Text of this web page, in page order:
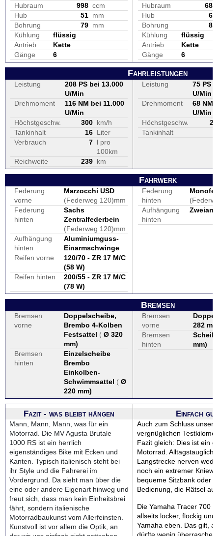
Hubraum
998 ccm
Hub
51 mm
Bohrung
79 mm
Kühlung
flüssig
Antrieb
Kette
Gänge
6
Hubraum
689
Hub
69
Bohrung
80
Kühlung
flüssig
Antrieb
Kette
Gänge
6
Fahrleistungen
Leistung
208 PS bei 13.000
U/Min
Drehmoment
116 NM bei 11.000
U/Min
Höchstgeschw.
300 km/h
Tankinhalt
16 Liter
Verbrauch
7 l pro
100km
Reichweite
239 km
Leistung
75 PS
U/Min
Drehmoment
68 NM
U/Min
Höchstgeschw.
Tankinhalt
Fahrwerk
Federung
vorne
Marzocchi USD
(Federweg 120)mm
Federung
hinten
Sachs
Zentralfederbein
(Federweg 120)mm
Aufhängung
hinten
Aluminiumguss-
Einarmschwinge
Reifen vorne
120/70 - ZR 17 M/C
(58 W)
Reifen hinten
200/55 - ZR 17 M/C
(78 W)
Federung
hinten
Aufhängung
hinten
Bremsen
Bremsen
vorne
Doppelscheibe,
Brembo 4-Kolben
Festsattel ( Ø 320
mm)
Bremsen
hinten
Einzelscheibe
Brembo
Einkolben-
Schwimmsattel ( Ø
220 mm)
Bremsen
vorne
282 mm
Bremsen
hinten
Scheibe
mm)
Fazit - was bleibt hängen
Mann, Mann, Mann, was für ein
Motorrad. Die MV Agusta Brutale
1000 RS ist ein herrlich
eigenständiges Bike mit Ecken und
Kanten. Typisch italienisch steht bei
ihr Style und die Fahrerei im
Vordergrund. Da sieht man über die
eine oder andere Eigenart hinweg und
freut sich, dass man kein Einheitsbrei
fährt, sondern italienische
Motorradbaukunst vom Allerfeinsten.
Kunstvoll ist vor allem die Optik, an
Einfach gut
Auch zum Schluss unser
vergnüglichen
Fazit gleich: Dies ist ein
Motorrad. Alltagstauglich,
Langstrecke nerven
noch ein extremer
bequeme Sitzbank oder
Bedienung, die Rätsel
Die Yamaha Tracer 700
allseits locker, flockig und
Yamaha eben. Das gilt,